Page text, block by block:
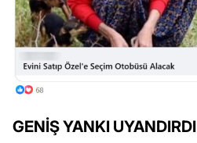
GENİŞ YANKI UYANDIRDI